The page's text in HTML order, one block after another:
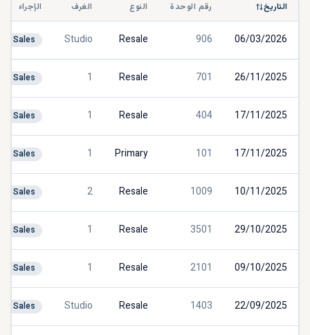
التاريخ رقم الوحدة النوع الغرف الإجراء
06/03/2026
906
Resale
Studio
Sales
26/11/2025
701
Resale
1
Sales
17/11/2025
404
Resale
1
Sales
17/11/2025
101
Primary
1
Sales
10/11/2025
1009
Resale
2
Sales
29/10/2025
3501
Resale
1
Sales
09/10/2025
2101
Resale
1
Sales
22/09/2025
1403
Resale
Studio
Sales